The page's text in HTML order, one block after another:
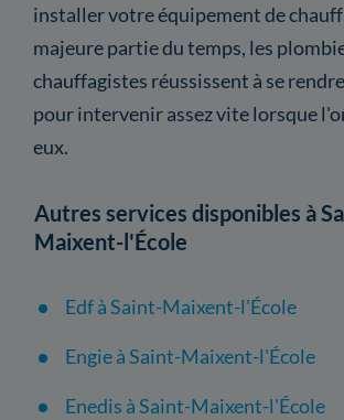
installer votre équipement de
majeure partie du temps, les
chauffagistes réussissent à se
pour intervenir assez vite lorsque
eux.
Autres services disponibles à
Maixent-l'École
Edf à Saint-Maixent-l'École
Engie à Saint-Maixent-l'École
Enedis à Saint-Maixent-l'École